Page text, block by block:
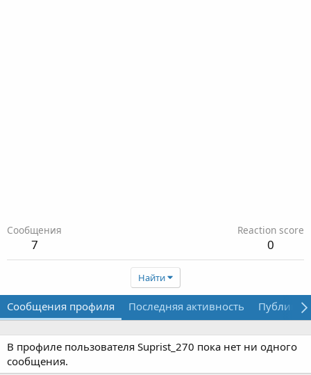
Сообщения
7
Reaction score
0
Найти
Сообщения профиля Последняя активность
В профиле пользователя Suprist_270 пока нет ни одного
сообщения.